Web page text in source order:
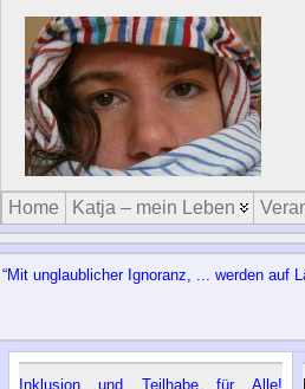
Home Katja – mein Leben
“Mit unglaublicher Ignoranz, ... werden auf
Inklusion und Teilhabe für Alle!